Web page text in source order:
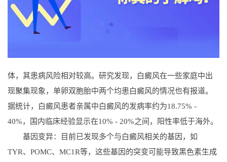
体，其患病风险相对较高。研究发现，白癜风在一些家庭中出
现聚集现象，单卵双胞胎中两个均患白癜风的情况也有报道。
据统计，白癜风患者亲属中白癜风的发病率约为18.75% -
40%，国内临床经验显示在10% - 20%之间，阳性率低于海外。
基因变异：目前已发现多个与白癜风相关的基因，如
TYR、POMC、MC1R等，这些基因的突变可能导致黑色素生成